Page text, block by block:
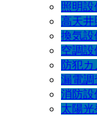
照明
高天井
換気設
空調
防犯
漏電
消防設
太陽